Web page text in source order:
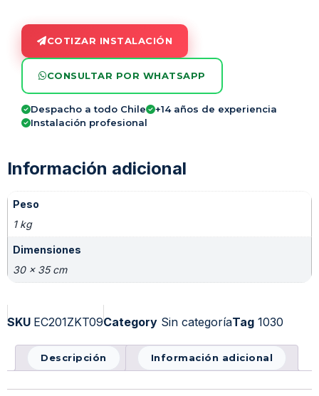
COTIZAR INSTALACIÓN
CONSULTAR POR WHATSAPP
Despacho a todo Chile
+14 años de experiencia
Instalación profesional
Información adicional
Peso
1 kg
Dimensiones
30 × 35 cm
SKU EC201ZKT09Category Sin categoríaTag 1030
Descripción Información adicional